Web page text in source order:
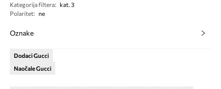
Kategorija filtera:
kat. 3
Polaritet: ne
Oznake
Dodaci Gucci
Naočale Gucci